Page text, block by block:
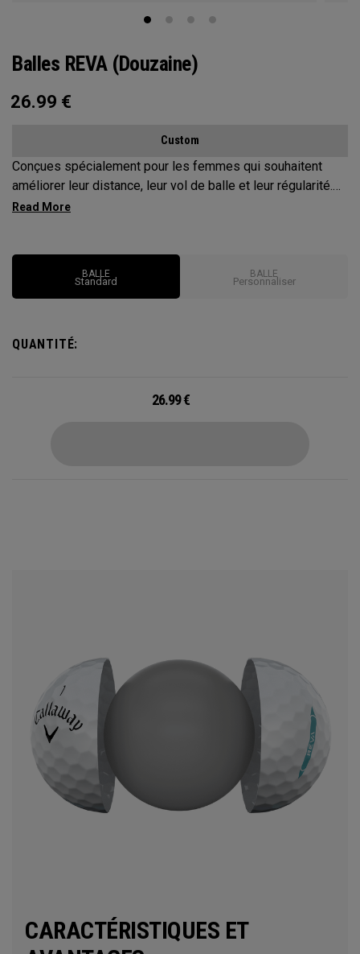
Balles REVA (douzaine)
26.99 €
Custom
Conçues spécialement pour les femmes qui souhaitent
améliorer leur distance, leur vol de balle et leur régularité.
Afin de favoriser des départs de balle faciles et une
surdimensionné et les caractéristiques de spin faible sont
également conçus pour garantir des coups plus longs et
plus précis
BALLE
Standard
BALLE
Personnaliser
QUANTITÉ:
26.99€
CARACTÉRISTIQUES ET